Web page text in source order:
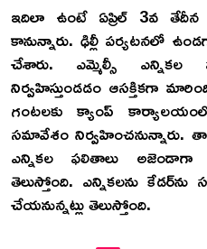
ఇదిలా ఉంటే ఏప్రిల్‌ 3వ
కానున్నారు. ఢిల్లీ పర్యటనలో
చేశారు. ఎమ్మెల్సీ
నిర్వహిస్తుండడం ఆసక్తికగా
గంటలకు క్యాంప్‌
సమావేశం నిర్వహించనున్నారు.
ఎన్నికల ఫలితాలు అజెండాగా
తెలుస్తోంది. ఎన్నికలను
చేయనున్నట్లు తెలుస్తోంది.